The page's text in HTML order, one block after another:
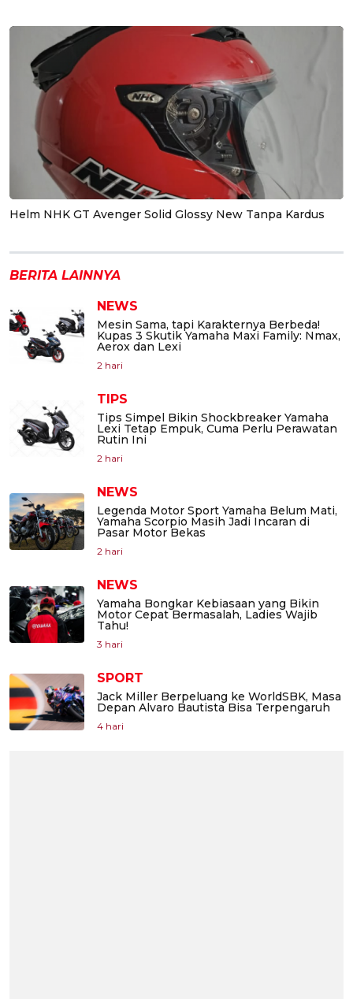
Helm NHK GT Avenger Solid Glossy New Tanpa Kardus
BERITA LAINNYA
NEWS
Mesin Sama, tapi Karakternya Berbeda!
Kupas 3 Skutik Yamaha Maxi Family: Nmax,
Aerox dan Lexi
2 hari
TIPS
Tips Simpel Bikin Shockbreaker Yamaha
Lexi Tetap Empuk, Cuma Perlu Perawatan
Rutin Ini
2 hari
NEWS
Legenda Motor Sport Yamaha Belum Mati,
Yamaha Scorpio Masih Jadi Incaran di
Pasar Motor Bekas
2 hari
NEWS
Yamaha Bongkar Kebiasaan yang Bikin
Motor Cepat Bermasalah, Ladies Wajib
Tahu!
3 hari
SPORT
Jack Miller Berpeluang ke WorldSBK, Masa
Depan Alvaro Bautista Bisa Terpengaruh
4 hari